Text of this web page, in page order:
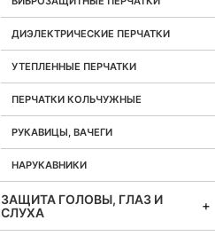
ДИЭЛЕКТРИЧЕСКИЕ ПЕРЧАТКИ
УТЕПЛЕННЫЕ ПЕРЧАТКИ
ПЕРЧАТКИ КОЛЬЧУЖНЫЕ
РУКАВИЦЫ, ВАЧЕГИ
НАРУКАВНИКИ
ЗАЩИТА ГОЛОВЫ, ГЛАЗ И
СЛУХА